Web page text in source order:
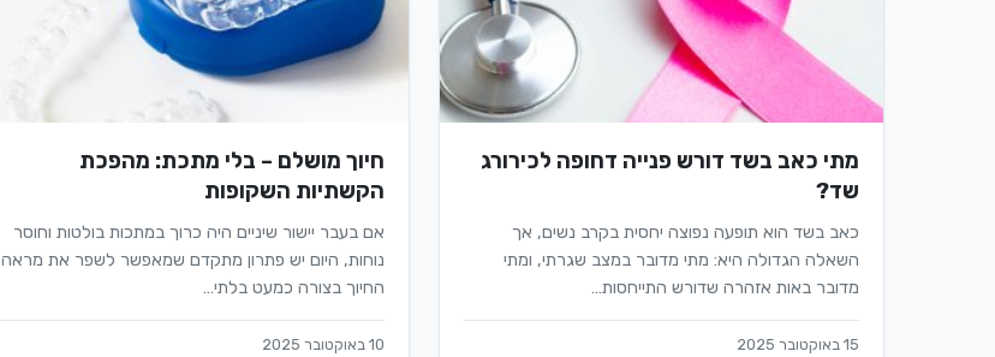
מתי כאב בשד דורש פנייה דחופה לכירורג
שד?
כאב בשד הוא תופעה נפוצה יחסית בקרב נשים, אך
השאלה הגדולה היא: מתי מדובר במצב שגרתי, ומתי
מדובר באות אזהרה שדורש התייחסות…
15 באוקטובר 2025
חיוך מושלם – בלי מתכת: מהפכת
הקשתיות השקופות
אם בעבר יישור שיניים היה כרוך במתכות בולטות וחוסר
נוחות, היום יש פתרון מתקדם שמאפשר לשפר את מראה
החיוך בצורה כמעט בלתי…
10 באוקטובר 2025